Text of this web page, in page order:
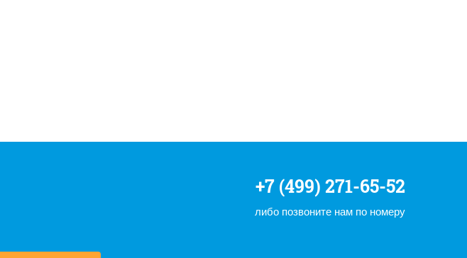
+7 (499) 271-65-52
либо позвоните нам по номеру